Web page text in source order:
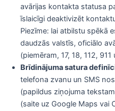
avārijas kontakta statusa
īslaicīgi deaktivizēt
Piezīme: lai atbilstu spēkā
daudzās valstīs, oficiālo
(piemēram, 17, 18, 112,
Brīdinājuma satura
telefona zvanu un SMS
(papildus ziņojuma
(saite uz Google Maps vai